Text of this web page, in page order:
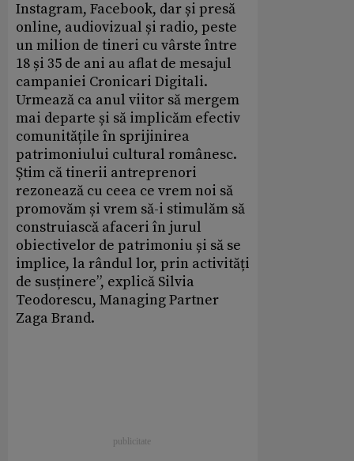
Instagram, Facebook, dar și presă
online, audiovizual și radio, peste
un milion de tineri cu vârste între
18 și 35 de ani au aflat de mesajul
campaniei Cronicari Digitali.
Urmează ca anul viitor să mergem
mai departe și să implicăm efectiv
comunitățile în sprijinirea
patrimoniului cultural românesc.
Știm că tinerii antreprenori
rezonează cu ceea ce vrem noi să
promovăm și vrem să-i stimulăm să
construiască afaceri în jurul
obiectivelor de patrimoniu și să se
implice, la rândul lor, prin activități
de susținere”, explică Silvia
Teodorescu, Managing Partner
Zaga Brand.